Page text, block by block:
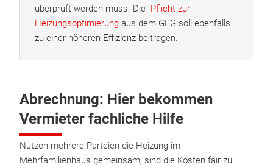
überprüft werden muss. Die Pflicht zur
Heizungsoptimierung aus dem GEG soll ebenfalls
zu einer höheren Effizienz beitragen.
Abrechnung: Hier bekommen
Vermieter fachliche Hilfe
Nutzen mehrere Parteien die Heizung im
Mehrfamilienhaus gemeinsam, sind die Kosten fair zu